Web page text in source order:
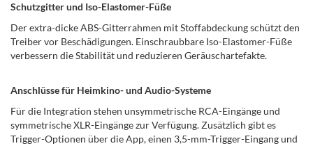
Schutzgitter und Iso-Elastomer-Füße
Der extra-dicke ABS-Gitterrahmen mit Stoffabdeckung schützt den
Treiber vor Beschädigungen. Einschraubbare Iso-Elastomer-Füße
verbessern die Stabilität und reduzieren Geräuschartefakte.
Anschlüsse für Heimkino- und Audio-Systeme
Für die Integration stehen unsymmetrische RCA-Eingänge und
symmetrische XLR-Eingänge zur Verfügung. Zusätzlich gibt es
Trigger-Optionen über die App, einen 3,5-mm-Trigger-Eingang und